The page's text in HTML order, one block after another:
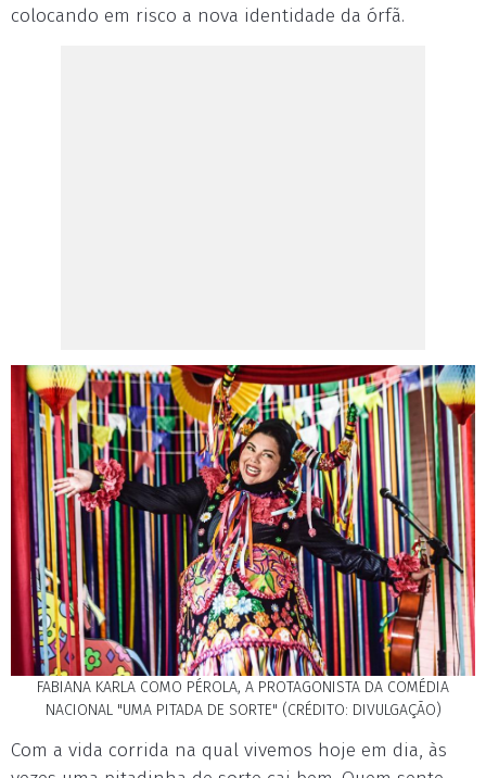
colocando em risco a nova identidade da órfã.
FABIANA KARLA COMO PÉROLA, A PROTAGONISTA DA COMÉDIA
NACIONAL "UMA PITADA DE SORTE" (CRÉDITO: DIVULGAÇÃO)
Com a vida corrida na qual vivemos hoje em dia, às